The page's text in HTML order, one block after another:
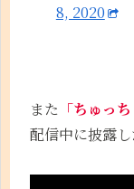
8, 2020
また 「ちゅっ
配信中に披露し